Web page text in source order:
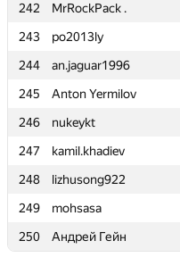
242
MrRockPack .
243
po2013ly
244
an.jaguar1996
245
Anton Yermilov
246
nukeykt
247
kamil.khadiev
248
lizhusong922
249
mohsasa
250
Андрей Гейн
242
MrRockPack .
243
po2013ly
244
an.jaguar1996
245
Anton Yermilov
246
nukeykt
247
kamil.khadiev
248
lizhusong922
249
mohsasa
250
Андрей Гейн